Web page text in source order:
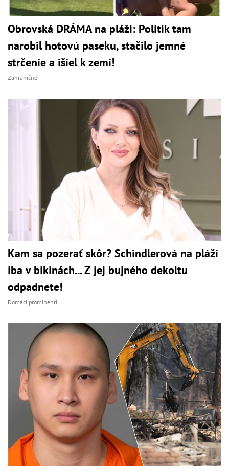
Obrovská DRÁMA na pláži: Politik tam
narobil hotovú paseku, stačilo jemné
strčenie a išiel k zemi!
Zahraničné
Kam sa pozerať skôr? Schindlerová na pláži
iba v bikinách... Z jej bujného dekoltu
odpadnete!
Domáci prominenti